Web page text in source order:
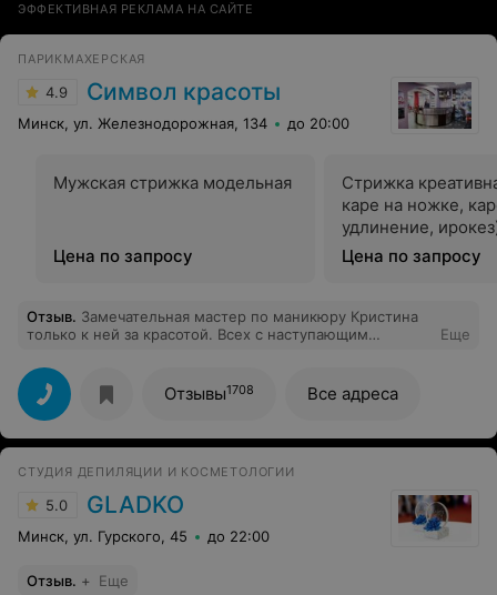
ЭФФЕКТИВНАЯ РЕКЛАМА НА САЙТЕ
ПАРИКМАХЕРСКАЯ
4.9 Символ красоты
Минск, ул. Железнодорожная, 134 до 20:00
Мужская стрижка модельная
Цена по запросу
Стрижка
каре на ножке,
удлинение,
Цена по запросу
Отзыв. Замечательная мастер по маникюру Кристина
только к ней за красотой. Всех с наступающим
профессионализм, улыбку и красоту которую она
делает.
Еще
Отзывы1708 Все адреса
СТУДИЯ ДЕПИЛЯЦИИ И КОСМЕТОЛОГИИ
5.0 GLADKO
Минск, ул. Гурского, 45 до 22:00
Отзыв. + Еще